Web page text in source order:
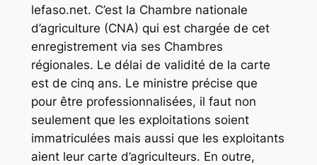
lefaso.net. C’est la Chambre nationale
d’agriculture (CNA) qui est chargée de cet
enregistrement via ses Chambres
régionales. Le délai de validité de la carte
est de cinq ans. Le ministre précise que
pour être professionnalisées, il faut non
seulement que les exploitations soient
immatriculées mais aussi que les exploitants
aient leur carte d’agriculteurs. En outre,